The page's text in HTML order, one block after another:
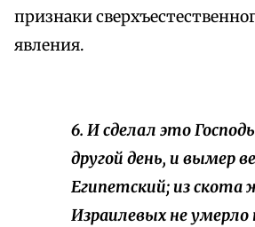
признаки
явления.
6. И сделал это
другой день, и вымер
Египетский; из скота
Израилевых не умерло